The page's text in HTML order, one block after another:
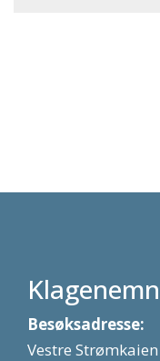
Besøksadresse:
Vestre